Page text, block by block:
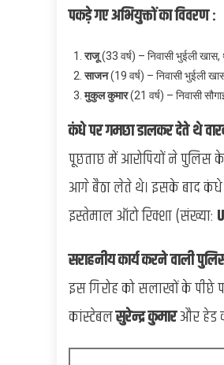
पकड़े गए अभियुक्तों का विवरण :
राजू(33 वर्ष) – निवासी भुईली खास,
साजन(19 वर्ष) – निवासी भुईली
मुकुल कुमार(21 वर्ष) – निवासी
कंधे पर गमछा डालकर देते थे
पूछताछ में आरोपियों ने पुलिस
आगे बैठा लेते थे। इसके बाद
इस्तेमाल ऑटो रिक्शा (संख्या:
सराहनीय कार्य करने वाली
इस गिरोह को सलाखों के पीछे
कांस्टेबलसुरेन्द्र कुमारऔर हेड